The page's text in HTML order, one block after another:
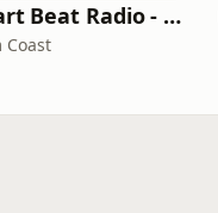
Heart Beat Radio - Back To The 80's Radio
Coast